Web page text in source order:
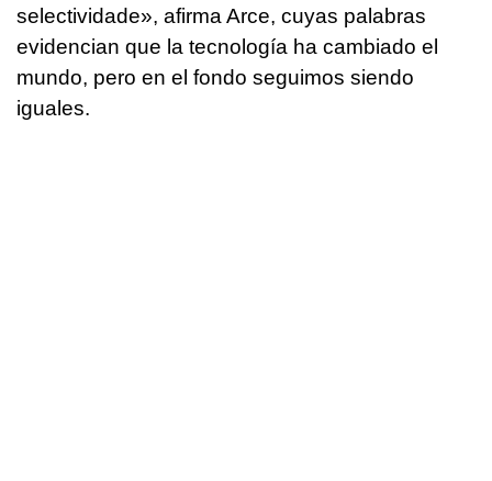
selectividade», afirma Arce, cuyas palabras
evidencian que la tecnología ha cambiado el
mundo, pero en el fondo seguimos siendo
iguales.